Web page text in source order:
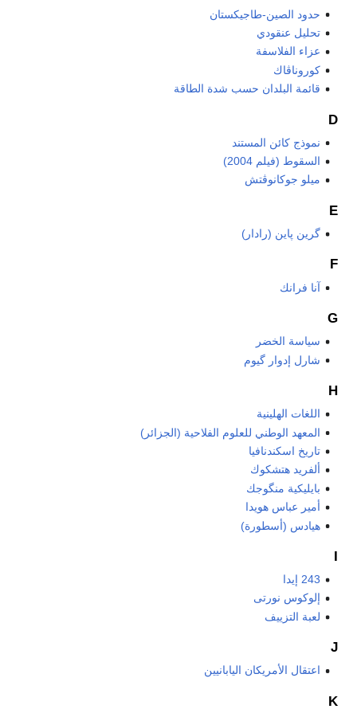
حدود الصين-طاجيكستان
تحليل عنقودي
عزاء الفلاسفة
كوروناڤاك
قائمة البلدان حسب شدة الطاقة
D
نموذج كائن المستند
السقوط (فيلم 2004)
ميلو جوكانوڤتش
E
گرين پاين (رادار)
F
آنا فرانك
G
سياسة الخضر
شارل إدوار گيوم
H
اللغات الهلينية
المعهد الوطني للعلوم الفلاحية (الجزائر)
تاريخ اسكندنافيا
ألفريد هتشكوك
بايليكية منگوجك
أمير عباس هويدا
هيادس (أسطورة)
I
243 إيدا
إلوكوس نورتى
لعبة التزييف
J
اعتقال الأمريكان اليابانيين
K